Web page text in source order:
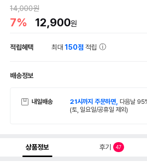
14,000원
7% 12,900원
적립혜택 최대150점 적립
배송정보
내일배송 21시까지 주문하면, 다음날
(토, 일요일/공휴일 제외)
상품정보 후기 47